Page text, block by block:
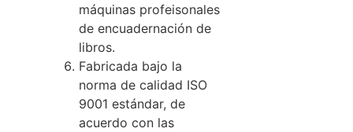
máquinas profeisonales
de encuadernación de
libros.
Fabricada bajo la
norma de calidad ISO
9001 estándar, de
acuerdo con las